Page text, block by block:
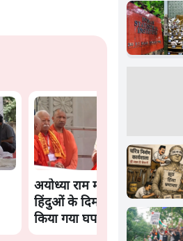
अयोध्या राम मंदिर के नाम पर
हिंदुओं के दिमाग़ के साथ
किया गया घपला